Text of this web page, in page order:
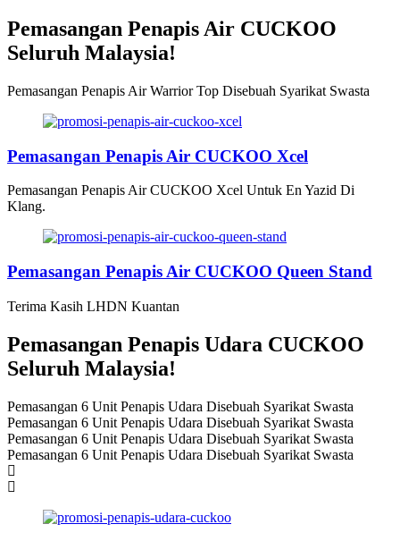
Pemasangan Penapis Air CUCKOO
Seluruh Malaysia!
Pemasangan Penapis Air Warrior Top Disebuah Syarikat Swasta
Pemasangan Penapis Air CUCKOO Xcel
Pemasangan Penapis Air CUCKOO Xcel Untuk En Yazid Di
Klang.
Pemasangan Penapis Air CUCKOO Queen Stand
Terima Kasih LHDN Kuantan
Pemasangan Penapis Udara CUCKOO
Seluruh Malaysia!
Pemasangan 6 Unit Penapis Udara Disebuah Syarikat Swasta
Pemasangan 6 Unit Penapis Udara Disebuah Syarikat Swasta
Pemasangan 6 Unit Penapis Udara Disebuah Syarikat Swasta
Pemasangan 6 Unit Penapis Udara Disebuah Syarikat Swasta